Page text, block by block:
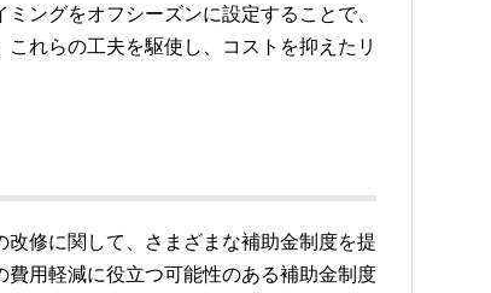
ングをオフシーズンに設定することで、
れらの工夫を駆使し、コストを抑えたリ
修に関して、さまざまな補助金制度を提
用軽減に役立つ可能性のある補助金制度